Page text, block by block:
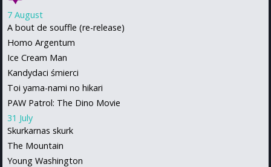
7 August
A bout de souffle (re-release)
Homo Argentum
Ice Cream Man
Kandydaci śmierci
Toi yama-nami no hikari
PAW Patrol: The Dino Movie
31 July
Skurkarnas skurk
The Mountain
Young Washington